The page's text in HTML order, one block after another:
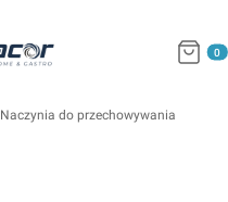
Naczynia do przechowywania